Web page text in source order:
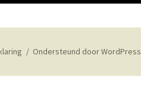
Ondersteund door WordPress